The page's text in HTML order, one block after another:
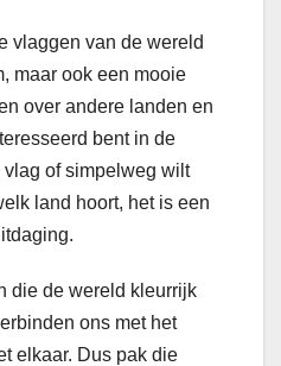
vlaggen van de wereld
maar ook een mooie
over andere landen en
bent in de
of simpelweg wilt
land hoort, het is een
die de wereld kleurrijk
ons met het
elkaar. Dus pak die